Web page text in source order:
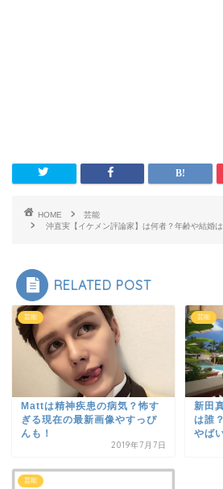
HOME
芸能
沖直実【イケメン評論家】は何者？年齢や結婚
RELATED POST
芸能
Mattは精神疾患の病気？怖す
ぎる現在の最新画像やすっぴ
んも！
2019年7月7日
芸能
新田
は誰
やば
芸能